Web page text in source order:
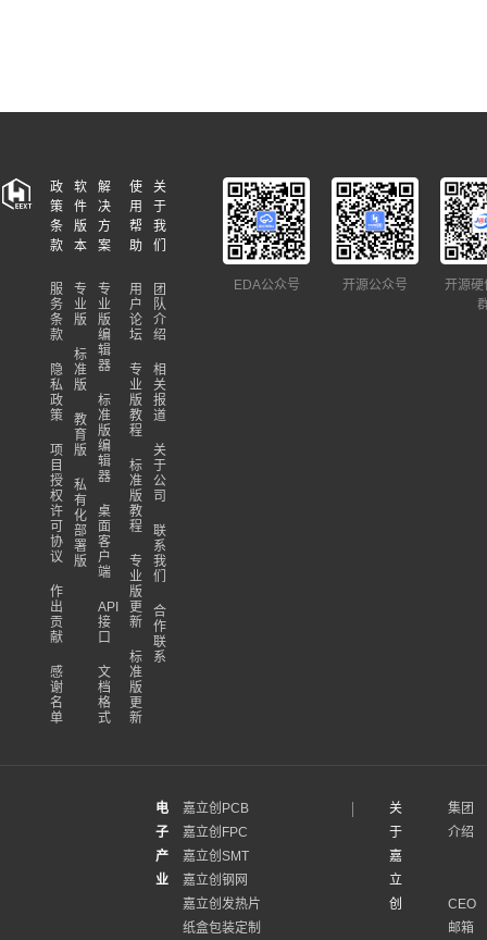
政
策
条
款
服
务
条
款
隐
私
政
策
项
目
授
权
许
可
协
议
作
出
贡
献
感
谢
名
单
软
件
版
本
专
业
版
标
准
版
教
育
版
私
有
化
部
署
版
解
决
方
案
专
业
版
编
辑
器
标
准
版
编
辑
器
桌
面
客
户
端
API
接
口
文
档
格
式
使
用
帮
助
用
户
论
坛
专
业
版
教
程
标
准
版
教
程
专
业
版
更
新
标
准
版
更
新
关
于
我
们
团
队
介
绍
相
关
报
道
关
于
公
司
联
系
我
们
合
作
联
系
EDA公众号 开源公众号
开源硬
电
子
产
业
嘉立创PCB
嘉立创FPC
嘉立创SMT
嘉立创钢网
嘉立创发热片
纸盒包装定制
关
于
嘉
立
创
集团
介绍
CEO
邮箱